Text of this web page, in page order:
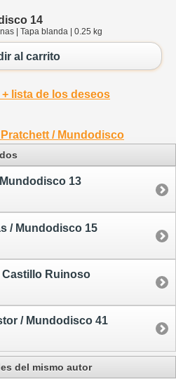
14
| Tapa blanda | 0.25 kg
al carrito
+ lista de los deseos
/ Mundodisco
13
/ Mundodisco 15
Castillo Ruinoso
/ Mundodisco 41
del mismo autor